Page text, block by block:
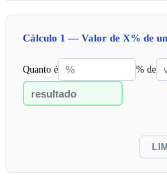
Cálculo 1 — Valor de X% de
Quanto é % de